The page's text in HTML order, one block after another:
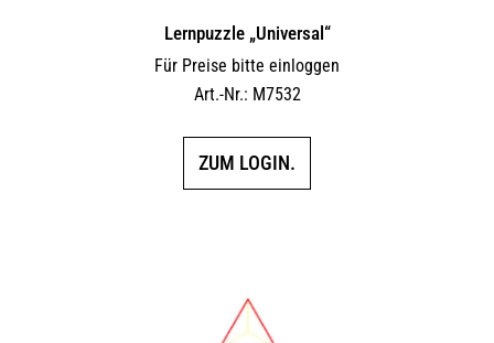
Lernpuzzle „Universal“
Für Preise bitte einloggen
Art.-Nr.: M7532
ZUM LOGIN.